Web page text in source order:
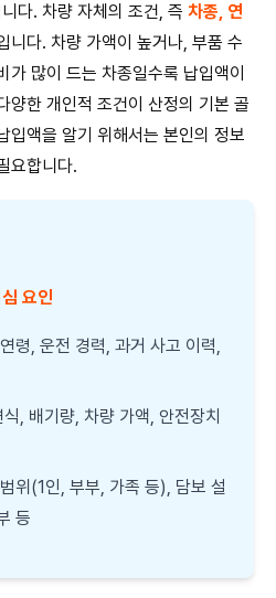
다. 차량 자체의 조건, 즉 차종, 연
니다. 차량 가액이 높거나, 부품 수
많이 드는 차종일수록 납입액이
양한 개인적 조건이 산정의 기본 골
입액을 알기 위해서는 본인의 정보
요합니다.
요인
령, 운전 경력, 과거 사고 이력,
, 배기량, 차량 가액, 안전장치
위(1인, 부부, 가족 등), 담보 설
등